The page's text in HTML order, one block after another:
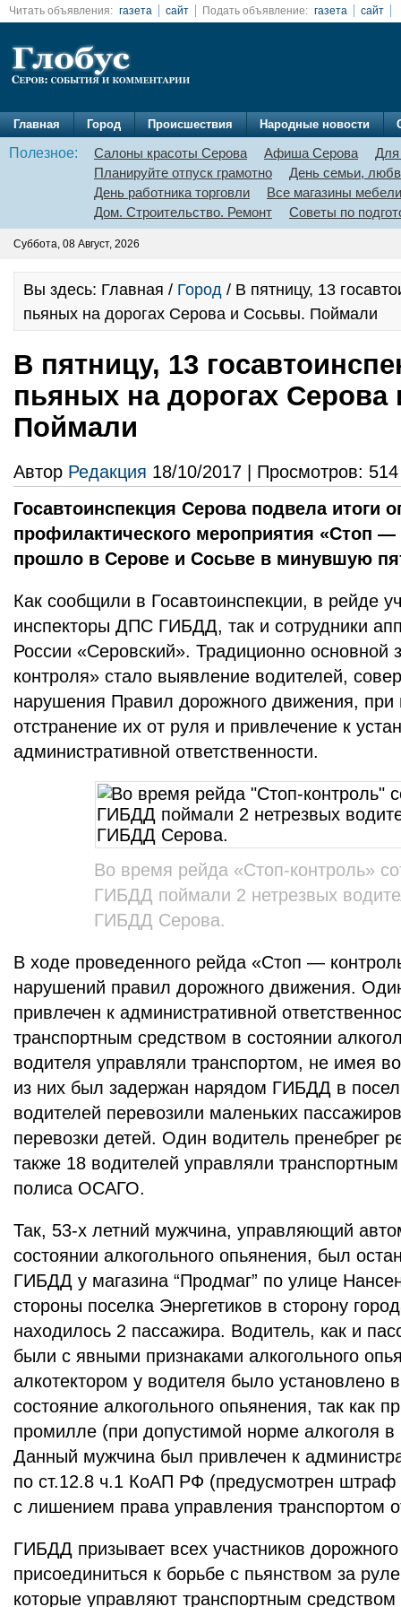
Читать объявления: газета сайт Подать объявление: газета сайт
Главная Город Происшествия Народные новости
Полезное: Салоны красоты Серова Афиша Серова
Для
Планируйте отпуск грамотно
День семьи,
День работника торговли
Все магазины мебели
Дом. Строительство. Ремонт
Советы по
Суббота, 08 Август, 2026
Вы здесь: Главная / Город / В пятницу, 13
пьяных на дорогах Серова и Сосьвы. Поймали
В пятницу, 13
пьяных на дорогах
Поймали
Автор Редакция 18/10/2017 | Просмотров: 514
Госавтоинспекция Серова подвела итоги
профилактического мероприятия «Стоп —
прошло в Серове и Сосьве в минувшую
Как сообщили в Госавтоинспекции, в рейде
инспекторы ДПС ГИБДД, так и сотрудники
России «Серовский». Традиционно
контроля» стало выявление водителей,
нарушения Правил дорожного движения, при
отстранение их от руля и привлечение к
административной ответственности.
Во время рейда «Стоп-контроль»
ГИБДД поймали 2 нетрезвых
ГИБДД Серова.
В ходе проведенного рейда «Стоп —
нарушений правил дорожного движения.
привлечен к административной
транспортным средством в состоянии
водителя управляли транспортом, не имея
из них был задержан нарядом ГИБДД в
водителей перевозили маленьких
перевозки детей. Один водитель пренебрег
также 18 водителей управляли
полиса ОСАГО.
Так, 53-х летний мужчина, управляющий
состоянии алкогольного опьянения, был
ГИБДД у магазина “Продмаг” по улице
стороны поселка Энергетиков в сторону
находилось 2 пассажира. Водитель, как и
были с явными признаками алкогольного
алкотектором у водителя было установлено
состояние алкогольного опьянения, так как
промилле (при допустимой норме алкоголя
Данный мужчина был привлечен к
по ст.12.8 ч.1 КоАП РФ (предусмотрен штраф
с лишением права управления транспортом
ГИБДД призывает всех участников
присоединиться к борьбе с пьянством за
которые управляют транспортным средством